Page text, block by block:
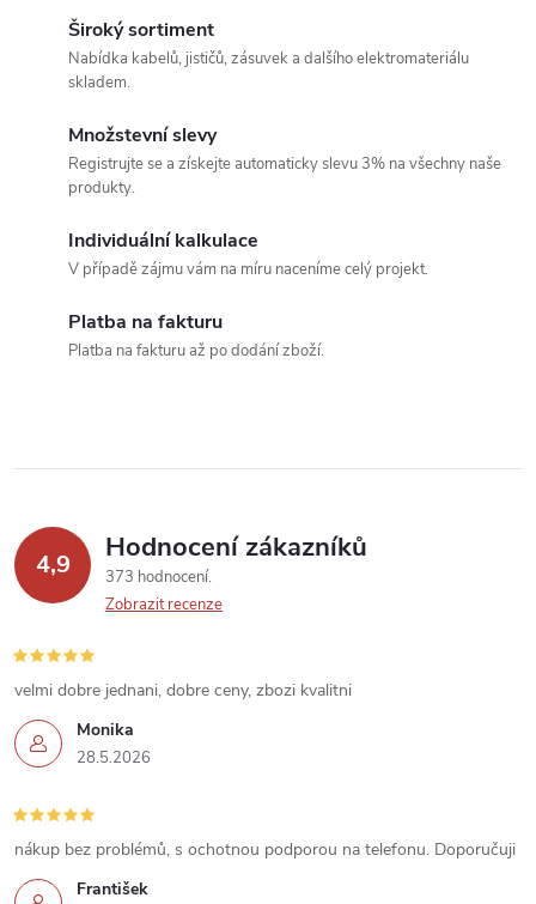
v
k
y
v
ý
p
i
s
u
Široký sortiment
Nabídka kabelů, jističů, zásuvek a dalšího elektromateriálu
skladem.
Množstevní slevy
Registrujte se a získejte automaticky slevu 3% na všechny naše
produkty.
Individuální kalkulace
V případě zájmu vám na míru naceníme celý projekt.
Platba na fakturu
Platba na fakturu až po dodání zboží.
4,9 Hodnocení zákazníků
373 hodnocení
Zobrazit recenze
Monika
28.5.2026
velmi dobre jednani, dobre ceny, zbozi kvalitni
František
nákup bez problémů, s ochotnou podporou na telefonu. Doporučuji